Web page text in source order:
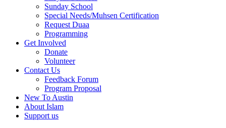
Sunday School
Special Needs/Muhsen Certification
Request Duaa
Programming
Get Involved
Donate
Volunteer
Contact Us
Feedback Forum
Program Proposal
New To Austin
About Islam
Support us